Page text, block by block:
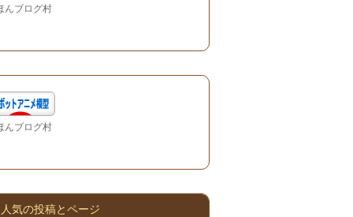
んブログ村
んブログ村
人気の投稿とページ